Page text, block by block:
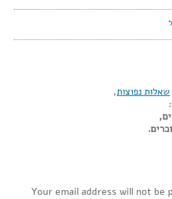
שאלות נפוצות,
Your email address will not be